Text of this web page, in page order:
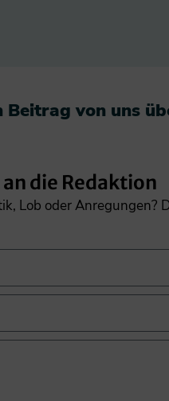
Beitrag von uns
die Redaktion
Lob oder Anregungen?